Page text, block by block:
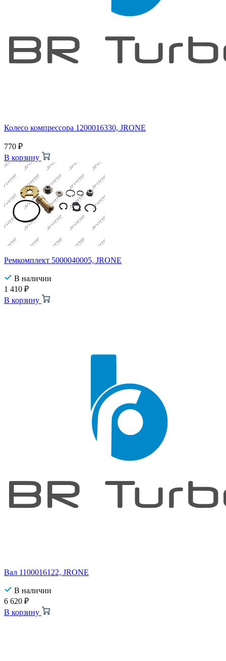
Колесо компрессора 1200016330, JRONE
770 ₽
В корзину
Ремкомплект 5000040005, JRONE
В наличии
1 410 ₽
В корзину
Вал 1100016122, JRONE
В наличии
6 620 ₽
В корзину